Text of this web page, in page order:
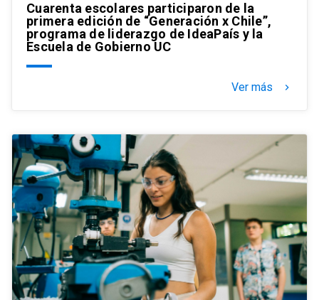
Cuarenta escolares participaron de la
primera edición de “Generación x Chile”,
programa de liderazgo de IdeaPaís y la
Escuela de Gobierno UC
Ver más keyboard_arrow_right